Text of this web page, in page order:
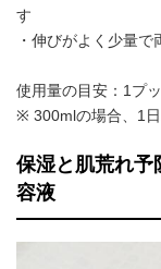
す
・伸びがよく少量
使用量の目安：1プ
※ 300mlの場合、1日
保湿と肌荒れ予
容液